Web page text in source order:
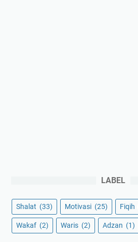
LABEL
Shalat (33) Motivasi (25) Fiqih
Wakaf (2) Waris (2) Adzan (1)